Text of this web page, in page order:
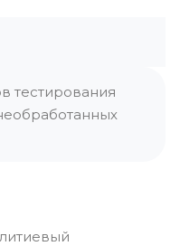
тестирования